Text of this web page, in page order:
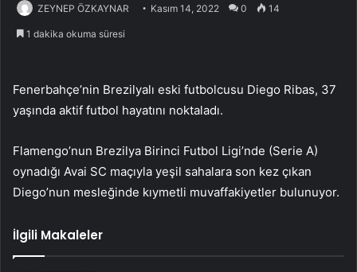
ZEYNEP ÖZKAYNAR Kasım 14, 2022 0 14
1 dakika okuma süresi
Fenerbahçe’nin Brezilyalı eski futbolcusu Diego Ribas, 37
yaşında aktif futbol hayatını noktaladı.
Flamengo’nun Brezilya Birinci Futbol Ligi’nde (Serie A)
oynadığı Avai SC maçıyla yeşil sahalara son kez çıkan
Diego’nun mesleğinde kıymetli muvaffakiyetler bulunuyor.
İlgili Makaleler